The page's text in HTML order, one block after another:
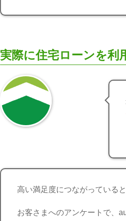
実際に住宅ローンを利
高い満足度につながっている
お客さまへのアンケートで、